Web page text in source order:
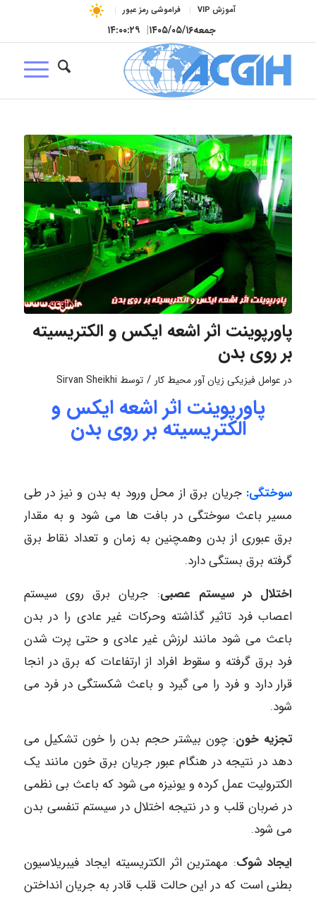
آموزش VIP فراموشی رمز عبور
جمعه۱۴۰۵/۰۵/۱۶| ۱۴:۰۰:۲۹
پاورپوینت اثر اشعه ایکس و الکتریسیته
بر روی بدن
در عوامل فیزیکی زیان آور محیط کار / توسط Sirvan Sheikhi
پاورپوینت اثر اشعه ایکس و
الکتریسیته بر روی بدن
سوختگی:جریان برق از محل ورود به بدن و نیز در طی
مسیر باعث سوختگی در بافت ها می شود و به مقدار
برق عبوری از بدن وهمچنین به زمان و تعداد نقاط برق
گرفته برق بستگی دارد.
اختلال در سیستم عصبی: جریان برق روی سیستم
اعصاب فرد تاثیر گذاشته وحرکات غیر عادی را در بدن
باعث می شود مانند لرزش غیر عادی و حتی پرت شدن
فرد برق گرفته و سقوط افراد از ارتفاعات که برق در انجا
قرار دارد و فرد را می گیرد و باعث شکستگی در فرد می
شود.
تجزیه خون: چون بیشتر حجم بدن را خون تشکیل می
دهد در نتیجه در هنگام عبور جریان برق خون مانند یک
الکترولیت عمل کرده و یونیزه می شود که باعث بی نظمی
در ضربان قلب و در نتیجه اختلال در سیستم تنفسی بدن
می شود.
ایجاد شوک: مهمترین اثر الکتریسیته ایجاد فیبریلاسیون
بطنی است که در این حالت قلب قادر به جریان انداختن